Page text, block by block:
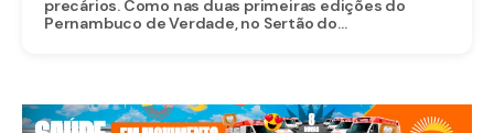
precários. Como nas duas primeiras edições do
Pernambuco de Verdade, no Sertão do...